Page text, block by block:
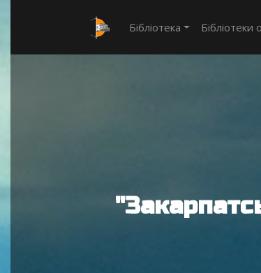
Бібліотека Бібліотеки